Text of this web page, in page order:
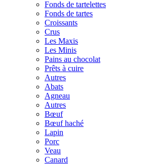
Fonds de tartelettes
Fonds de tartes
Croissants
Crus
Les Maxis
Les Minis
Pains au chocolat
Prêts à cuire
Autres
Abats
Agneau
Autres
Bœuf
Bœuf haché
Lapin
Porc
Veau
Canard